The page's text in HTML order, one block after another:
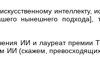
интеллекту,
нынешнего подхода],
ИИ и лауреат премии
ИИ (скажем,